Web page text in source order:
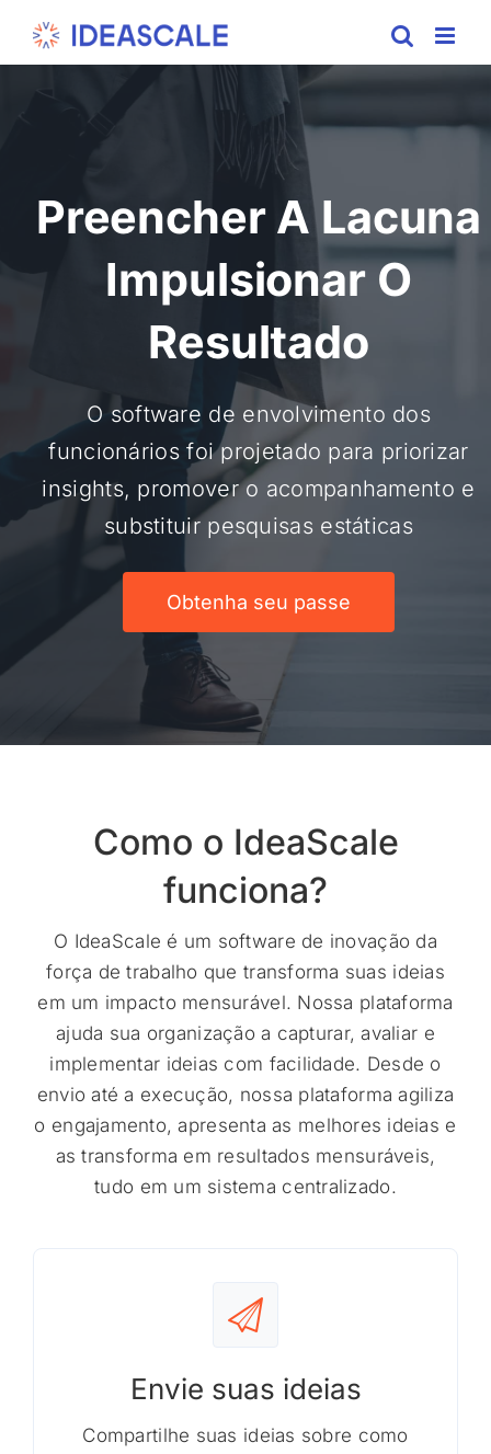
Preencher A Lacuna
Impulsionar O
Resultado
O software de envolvimento dos
funcionários foi projetado para priorizar
insights, promover o acompanhamento e
substituir pesquisas estáticas
Obtenha seu passe
Como o IdeaScale
funciona?
O IdeaScale é um software de inovação da
força de trabalho que transforma suas ideias
em um impacto mensurável. Nossa plataforma
ajuda sua organização a capturar, avaliar e
implementar ideias com facilidade. Desde o
envio até a execução, nossa plataforma agiliza
o engajamento, apresenta as melhores ideias e
as transforma em resultados mensuráveis,
tudo em um sistema centralizado.
Envie suas ideias
Compartilhe suas ideias sobre como